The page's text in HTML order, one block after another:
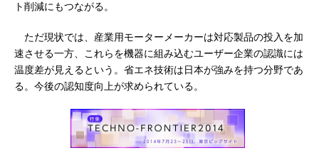
ト削減にもつながる。
ただ現状では、産業用モーターメーカーは対応製品の投入を加
速させる一方、これらを機器に組み込むユーザー企業の認識には
温度差が見えるという。省エネ技術は日本が強みを持つ分野であ
る。今後の認知度向上が求められている。